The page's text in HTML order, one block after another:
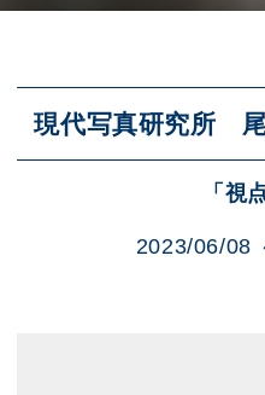
現代写真研究所
「視
2023/06/08
アクセス